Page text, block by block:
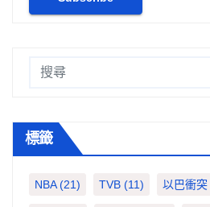
標籤
NBA(21) TVB (11) 以巴衝突